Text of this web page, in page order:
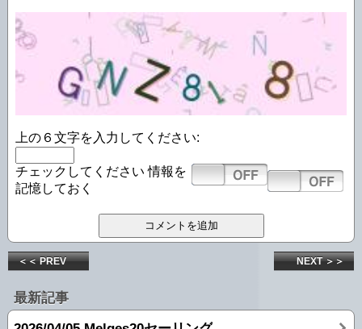
上の６文字を入力してください:
チェックしてください 情報を
記憶しておく
＜＜ PREV NEXT ＞＞
最新記事